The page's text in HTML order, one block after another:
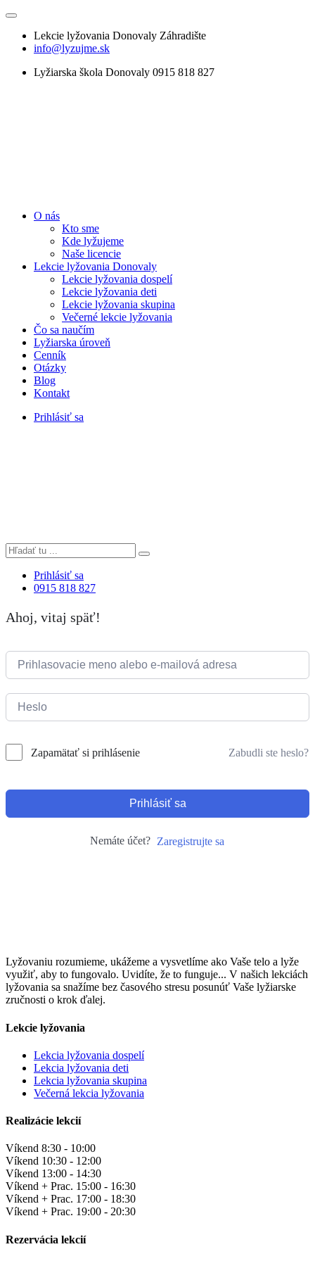
Lekcie lyžovania Donovaly Záhradište
info@lyzujme.sk
Lyžiarska škola Donovaly 0915 818 827
O nás
Kto sme
Kde lyžujeme
Naše licencie
Lekcie lyžovania Donovaly
Lekcie lyžovania dospelí
Lekcie lyžovania deti
Lekcie lyžovania skupina
Večerné lekcie lyžovania
Čo sa naučím
Lyžiarska úroveň
Cenník
Otázky
Blog
Kontakt
Prihlásiť sa
Prihlásiť sa
0915 818 827
Ahoj, vitaj späť!
Zapamätať si prihlásenie Zabudli ste heslo?
Prihlásiť sa
Nemáte účet? Zaregistrujte sa
Lyžovaniu rozumieme, ukážeme a vysvetlíme ako Vaše telo a lyže
využiť, aby to fungovalo. Uvidíte, že to funguje... V našich lekciách
lyžovania sa snažíme bez časového stresu posunúť Vaše lyžiarske
zručnosti o krok ďalej.
Lekcie lyžovania
Lekcia lyžovania dospelí
Lekcia lyžovania deti
Lekcia lyžovania skupina
Večerná lekcia lyžovania
Realizácie lekcií
Víkend 8:30 - 10:00
Víkend 10:30 - 12:00
Víkend 13:00 - 14:30
Víkend + Prac. 15:00 - 16:30
Víkend + Prac. 17:00 - 18:30
Víkend + Prac. 19:00 - 20:30
Rezervácia lekcií